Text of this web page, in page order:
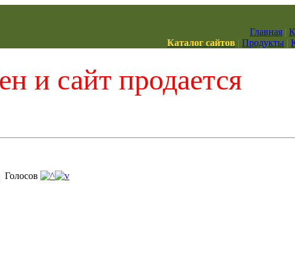
Главная |
Каталог сайтов | Продукты |
и сайт продается
Голосов